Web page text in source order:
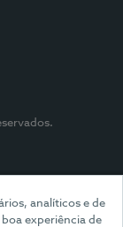
analíticos e de
experiência de